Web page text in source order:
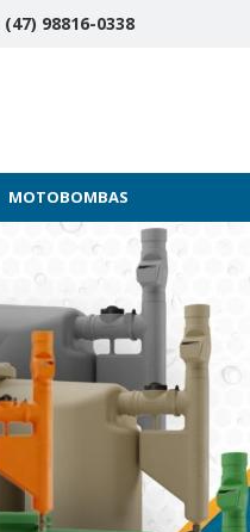
(47) 98816-0338
MOTOBOMBAS